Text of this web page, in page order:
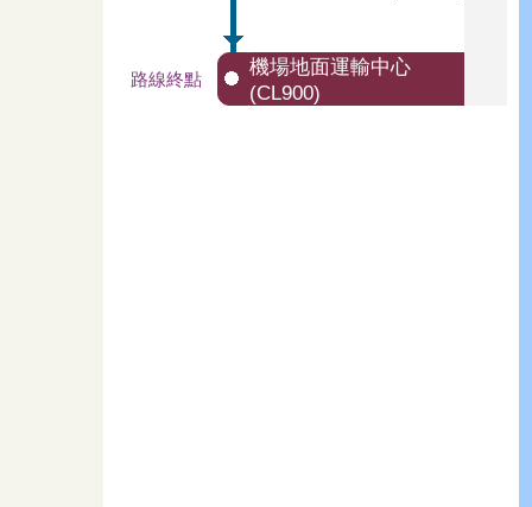
路線終點
機場地面運輸中心
(CL900)